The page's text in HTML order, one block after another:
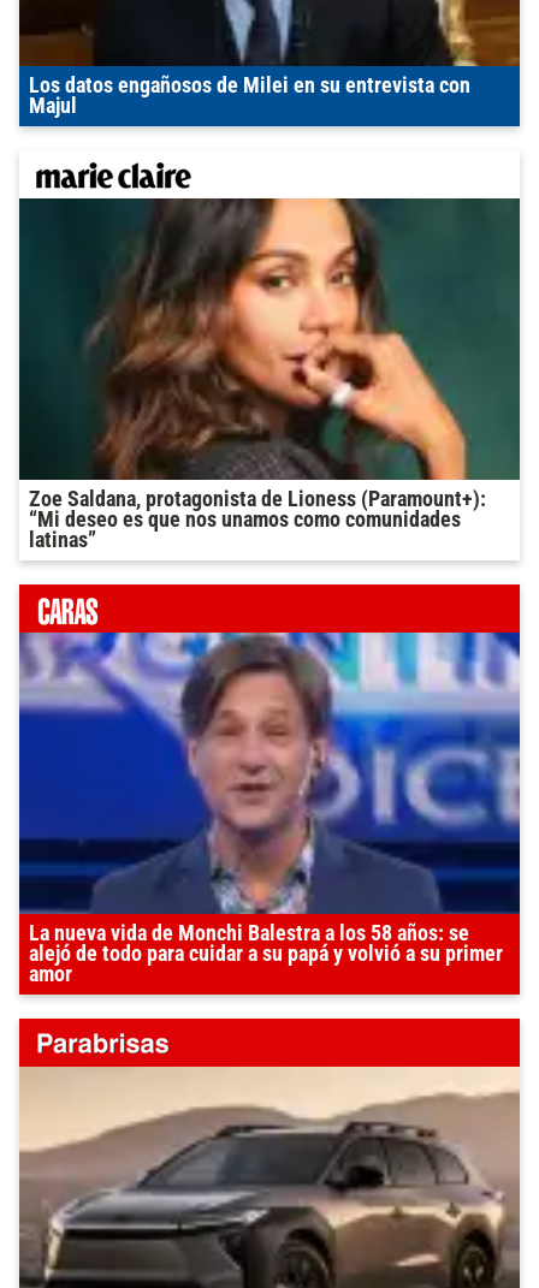
Los datos engañosos de Milei en su entrevista con
Majul
Zoe Saldana, protagonista de Lioness (Paramount+):
“Mi deseo es que nos unamos como comunidades
latinas”
La nueva vida de Monchi Balestra a los 58 años: se
alejó de todo para cuidar a su papá y volvió a su primer
amor